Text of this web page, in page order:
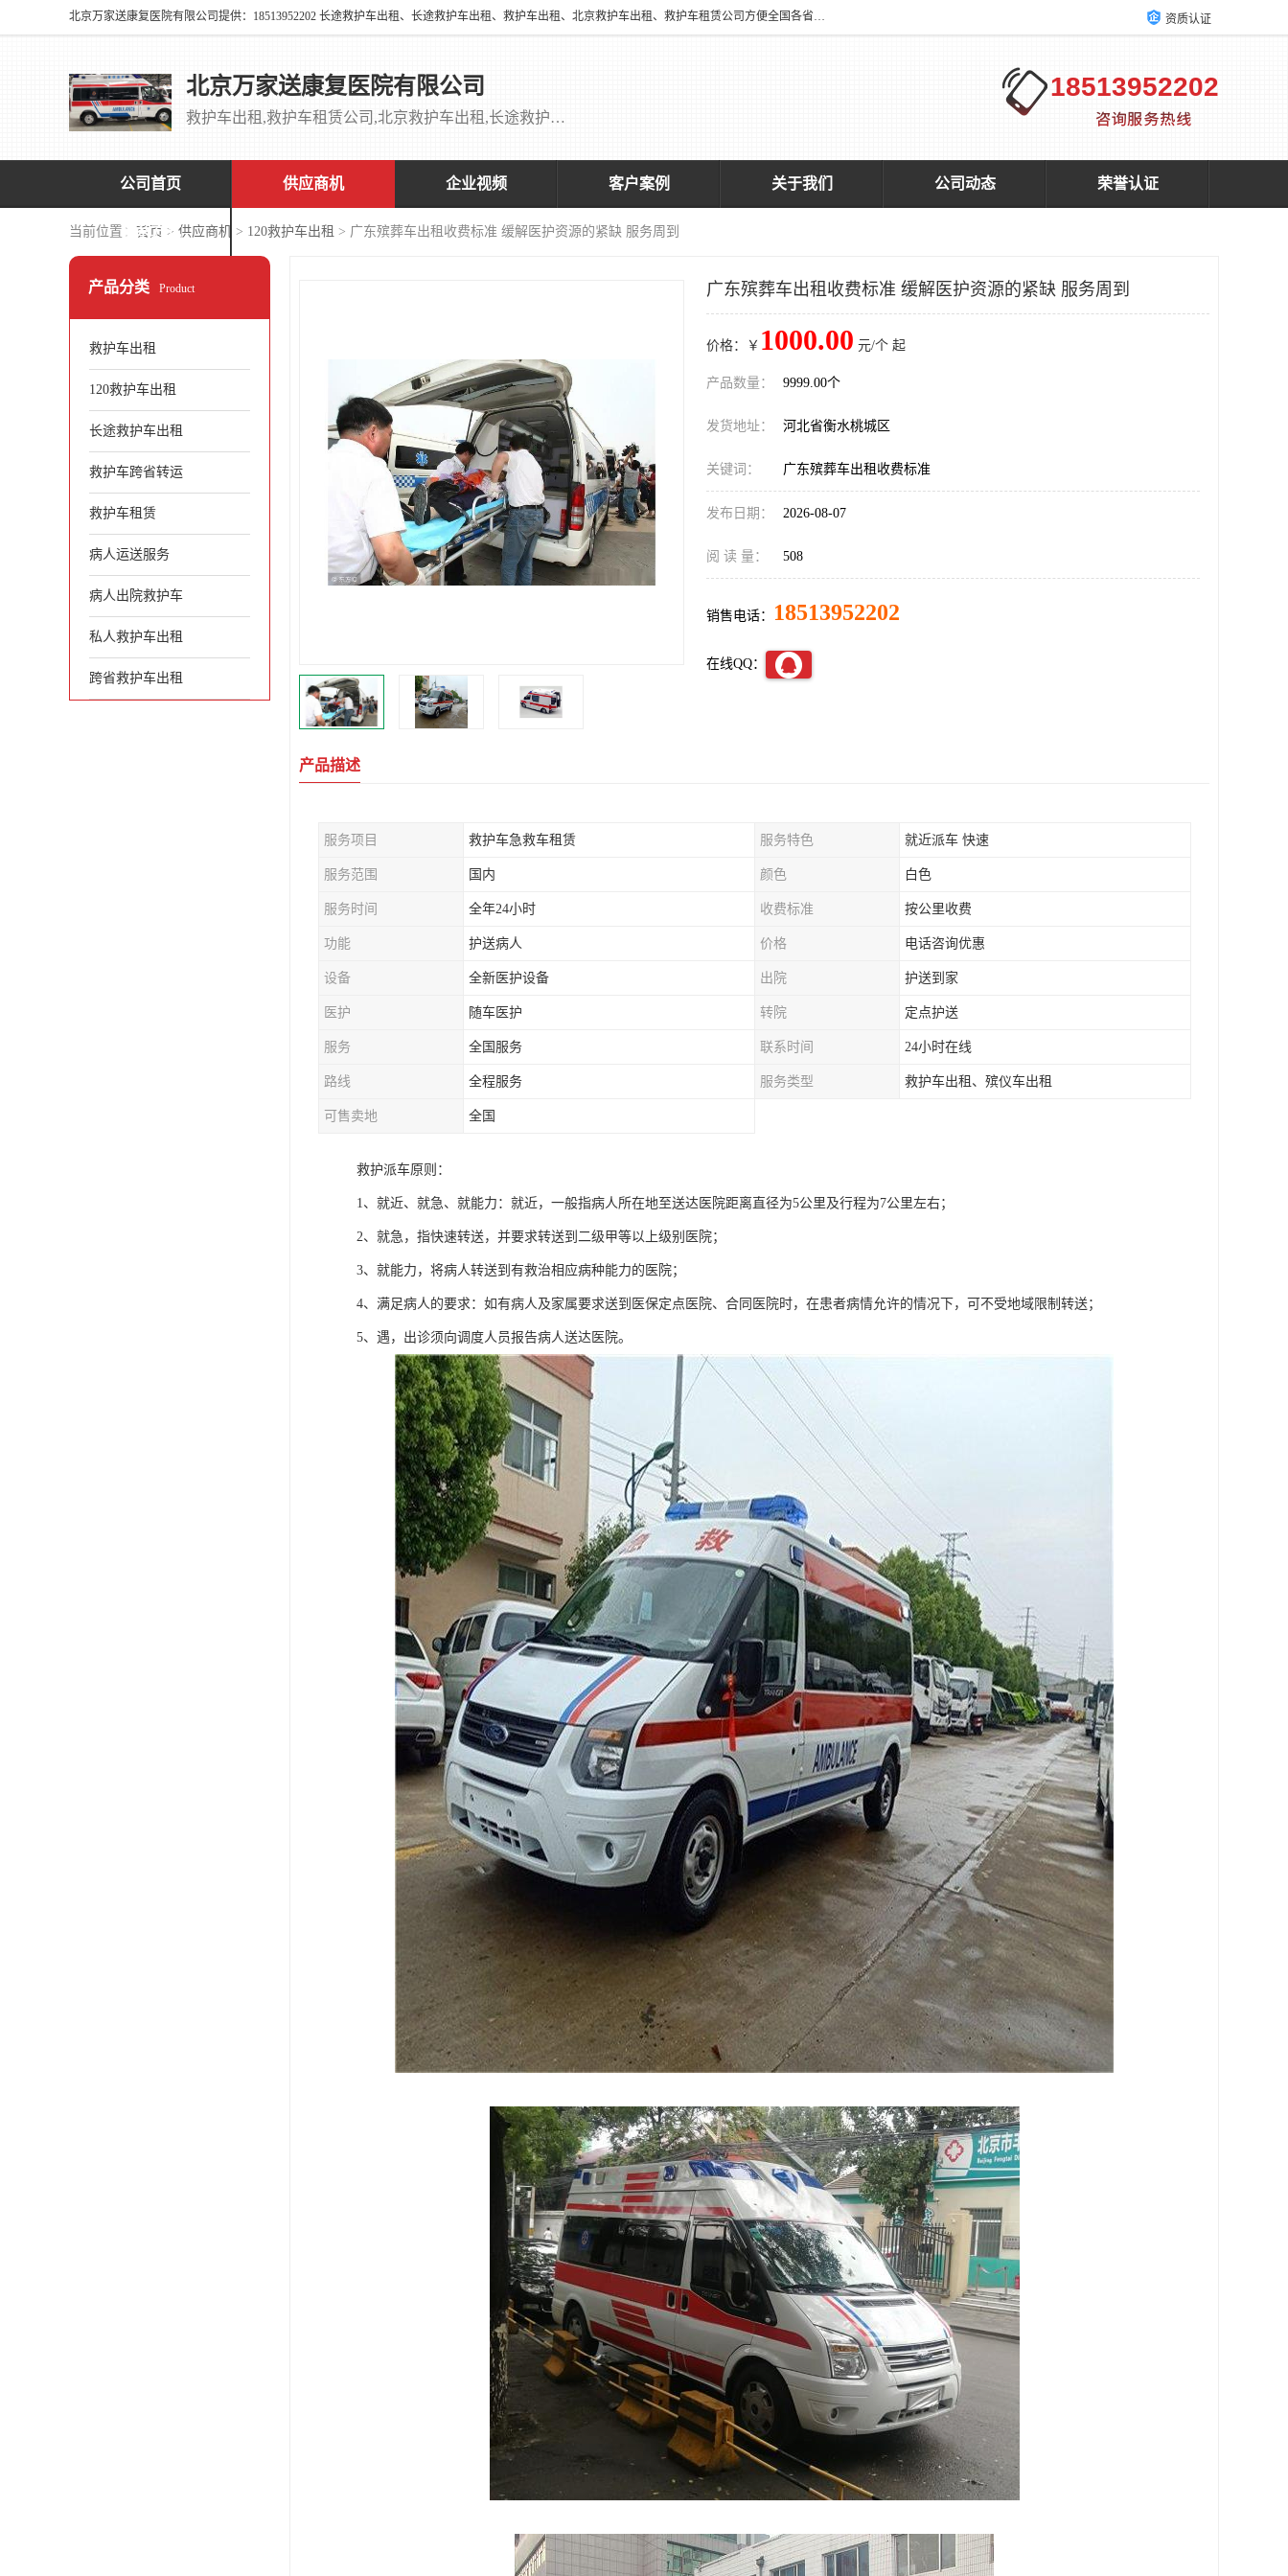
北京万家送康复医院有限公司提供：18513952202 长途救护车出租、长途救护车出租、救护车出租、北京救护车出租、救护车租赁公司方便全国各省市各类患者长途救护车转诊等需求，医帮扶医疗服务有限公司配备多辆福特成人长途监护型救护车，专用监护型儿童及新生儿救护车。 资质认证
北京万家送康复医院有限公司
救护车出租,救护车租赁公司,北京救护车出租,长途救护车出租,长途120救护车出租,120救护车出租长途救护车出租 刘主任：18513952202
18513952202
公司首页 供应商机 企业视频 客户案例 关于我们 公司动态 荣誉认证
联系方式
当前位置： 首页 > 供应商机 > 120救护车出租 > 广东殡葬车出租收费标准 缓解医护资源的紧缺 服务周到
产品分类 Product
救护车出租
120救护车出租
长途救护车出租
救护车跨省转运
救护车租赁
病人运送服务
病人出院救护车
私人救护车出租
跨省救护车出租
广东殡葬车出租收费标准 缓解医护资源的紧缺 服务周到
价格：￥ 1000.00 元/个 起
产品数量： 9999.00个
发货地址： 河北省衡水桃城区
关键词： 广东殡葬车出租收费标准
发布日期： 2026-08-07
阅 读 量： 508
销售电话： 18513952202
在线QQ：
产品描述
服务项目 救护车急救车租赁 服务特色 就近派车 快速
服务范围 国内 颜色 白色
服务时间 全年24小时 收费标准 按公里收费
功能 护送病人 价格 电话咨询优惠
设备 全新医护设备 出院 护送到家
医护 随车医护 转院 定点护送
服务 全国服务 联系时间 24小时在线
路线 全程服务 服务类型 救护车出租、殡仪车出租
可售卖地 全国
救护派车原则：
1、就近、就急、就能力：就近，一般指病人所在地至送达医院距离直径为5公里及行程为7公里左右；
2、就急，指快速转送，并要求转送到二级甲等以上级别医院；
3、就能力，将病人转送到有救治相应病种能力的医院；
4、满足病人的要求：如有病人及家属要求送到医保定点医院、合同医院时，在患者病情允许的情况下，可不受地域限制转送；
5、遇，出诊须向调度人员报告病人送达医院。